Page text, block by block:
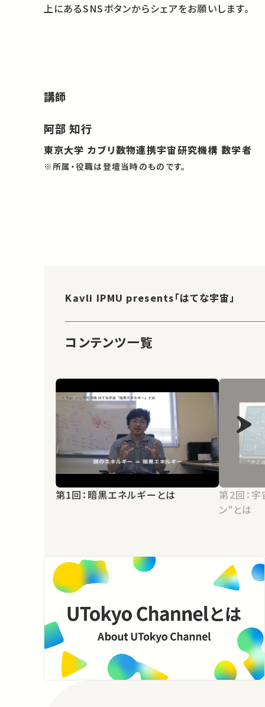
上にあるSNSボタンからシェアをお願いします。
講師
阿部 知行
東京大学 カブリ数物連携宇宙研究機構 数学者
※所属・役職は登壇当時のものです。
Kavli IPMU presents「はてな宇宙」
コンテンツ一覧
第1回：暗黒エネルギーとは
第2回：
ン"とは